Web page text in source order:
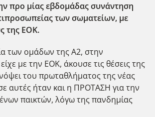
προ μίας εβδομάδας συνάντηση
των σωματείων, με
της ΕΟΚ.
των ομάδων της Α2, στην
με την ΕΟΚ, άκουσε τις θέσεις της
του πρωταθλήματος της νέας
αυτές ήταν και η ΠΡΟΤΑΣΗ για την
παικτών, λόγω της πανδημίας